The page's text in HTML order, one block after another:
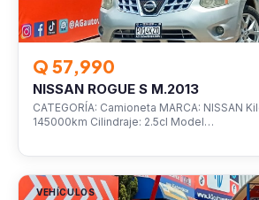
Q 57,990
NISSAN ROGUE S M.2013
CATEGORÍA: Camioneta MARCA: NISSAN
145000km Cilindraje: 2.5cl Model…
VEHÍCULOS